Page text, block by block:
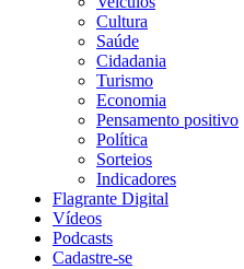
Cultura
Saúde
Cidadania
Turismo
Economia
Pensamento positivo
Política
Sorteios
Indicadores
Flagrante Digital
Vídeos
Podcasts
Cadastre-se